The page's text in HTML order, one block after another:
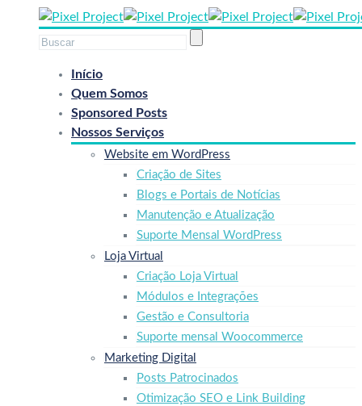
Início
Quem Somos
Sponsored Posts
Nossos Serviços
Website em WordPress
Criação de Sites
Blogs e Portais de Notícias
Manutenção e Atualização
Suporte Mensal WordPress
Loja Virtual
Criação Loja Virtual
Módulos e Integrações
Gestão e Consultoria
Suporte mensal Woocommerce
Marketing Digital
Posts Patrocinados
Otimização SEO e Link Building